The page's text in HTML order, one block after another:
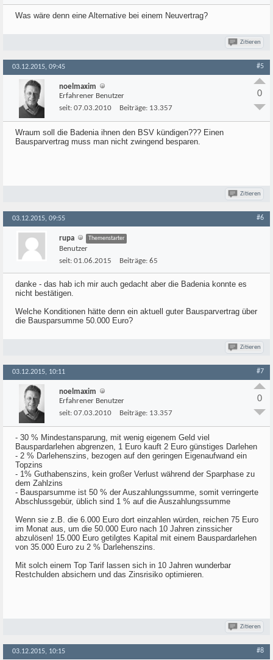
Was wäre denn eine Alternative bei einem Neuvertrag?
Zitieren
03.12.2015, 09:45 #5
noelmaxim
Erfahrener Benutzer
seit: 07.03.2010 Beiträge: 13.357
0
Wraum soll die Badenia ihnen den BSV kündigen??? Einen
Bausparvertrag muss man nicht zwingend besparen.
Zitieren
03.12.2015, 09:55 #6
rupa Themenstarter
Benutzer
seit: 01.06.2015 Beiträge: 65
danke - das hab ich mir auch gedacht aber die Badenia konnte es
nicht bestätigen.
Welche Konditionen hätte denn ein aktuell guter Bausparvertrag über
die Bausparsumme 50.000 Euro?
Zitieren
03.12.2015, 10:11 #7
noelmaxim
Erfahrener Benutzer
seit: 07.03.2010 Beiträge: 13.357
0
- 30 % Mindestansparung, mit wenig eigenem Geld viel
Bauspardarlehen abgrenzen, 1 Euro kauft 2 Euro günstiges Darlehen
- 2 % Darlehenszins, bezogen auf den geringen Eigenaufwand ein
Topzins
- 1% Guthabenszins, kein großer Verlust während der Sparphase zu
dem Zahlzins
- Bausparsumme ist 50 % der Auszahlungssumme, somit verringerte
Abschlussgebür, üblich sind 1 % auf die Auszahlungssumme
Wenn sie z.B. die 6.000 Euro dort einzahlen würden, reichen 75 Euro
im Monat aus, um die 50.000 Euro nach 10 Jahren zinssicher
abzulösen! 15.000 Euro getilgtes Kapital mit einem Bauspardarlehen
von 35.000 Euro zu 2 % Darlehenszins.
Mit solch einem Top Tarif lassen sich in 10 Jahren wunderbar
Restchulden absichern und das Zinsrisiko optimieren.
Zitieren
03.12.2015, 10:15 #8